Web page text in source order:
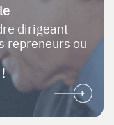
dirigeant
repreneurs ou
!